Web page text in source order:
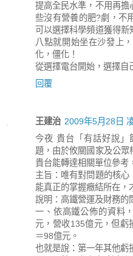
提高全民水準，不用再擔
些沒有營養的肥?劇，不
可以選擇科學頻道獲得
八點就開始坐在沙發上
化，僵化！
從選擇電台開始，選擇自
回覆
王建治 2009年5月28日
今夜 貴台「有話好說」
題，由於攸關國家及公眾
貴台能轉達相關單位參考
主旨：唯有對問題的核
能真正的掌握癥結所在，
說明：高鐵營運及財務的
一、依高鐵公佈的資料
元，營收135億元，但虧
＝98億元。
也就是說：第一年其他虧